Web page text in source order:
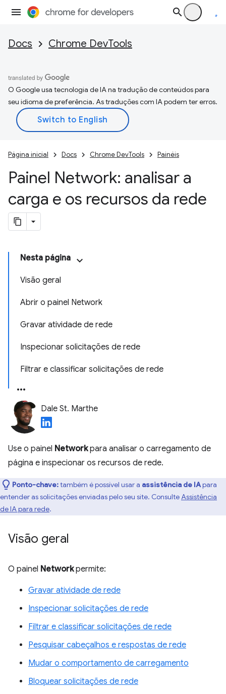
Docs Chrome DevTools
O Google usa tecnologia de IA na tradução de conteúdos para
seu idioma de preferência. As traduções com IA podem ter erros.
Página inicial Docs Chrome DevTools Painéis
Painel Network: analisar a
carga e os recursos da rede
Nesta página
Visão geral
Abrir o painel Network
Gravar atividade de rede
Inspecionar solicitações de rede
Filtrar e classificar solicitações de rede
Dale St. Marthe
Use o painel Networkpara analisar o carregamento de
página e inspecionar os recursos de rede.
Ponto-chave:também é possível usar a assistência de IApara
entender as solicitações enviadas pelo seu site. ConsulteAssistência
de IA para rede.
Visão geral
O painel Networkpermite:
Gravar atividade de rede
Inspecionar solicitações de rede
Filtrar e classificar solicitações de rede
Pesquisar cabeçalhos e respostas de rede
Mudar o comportamento de carregamento
Bloquear solicitações de rede